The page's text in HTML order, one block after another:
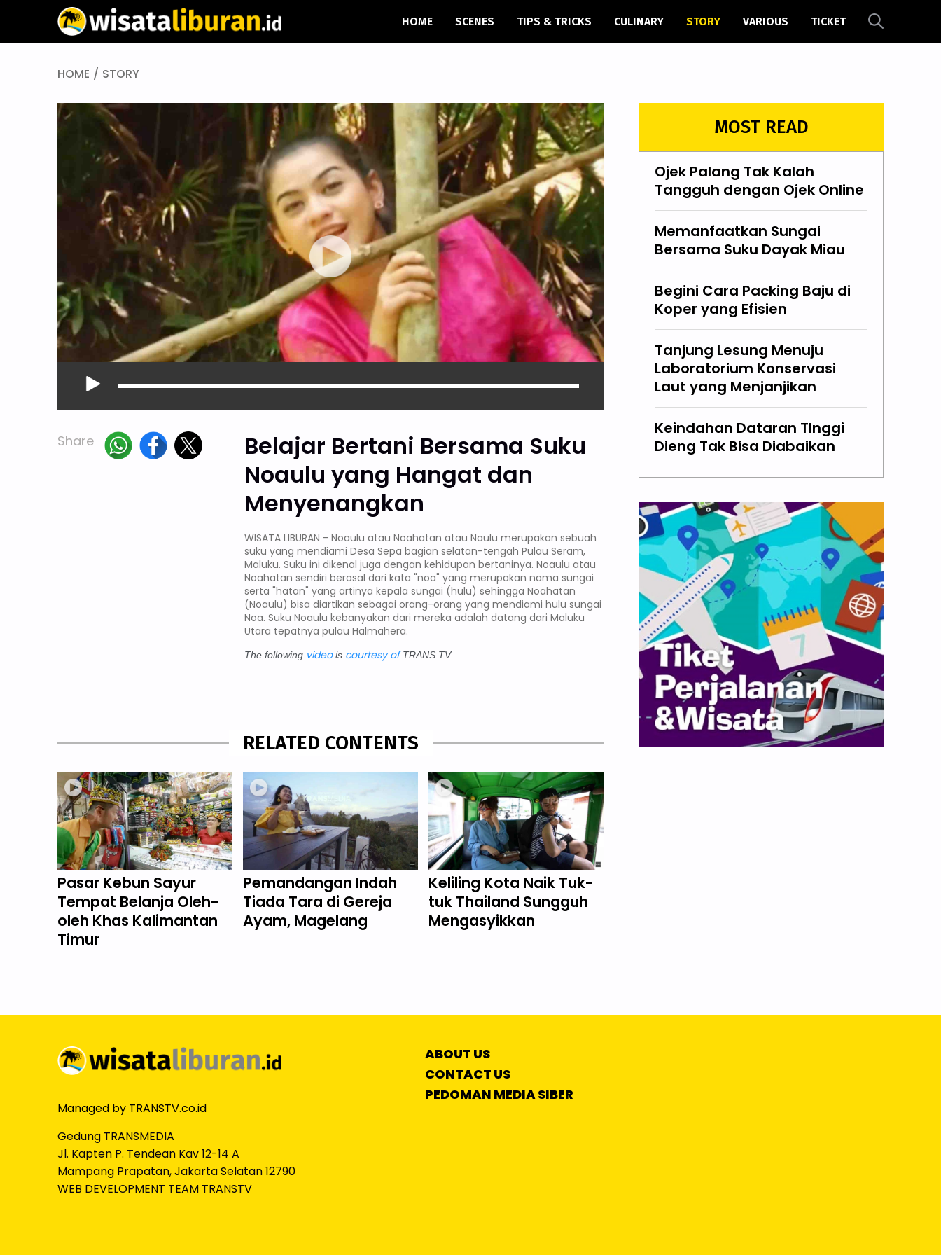
HOME SCENES TIPS & TRICKS CULINARY STORY VARIOUS TICKET
HOME STORY
Share
Belajar Bertani Bersama Suku
Noaulu yang Hangat dan
Menyenangkan
WISATA LIBURAN - Noaulu atau Noahatan atau Naulu merupakan sebuah
suku yang mendiami Desa Sepa bagian selatan-tengah Pulau Seram,
Maluku. Suku ini dikenal juga dengan kehidupan bertaninya. Noaulu atau
Noahatan sendiri berasal dari kata "noa" yang merupakan nama sungai
serta "hatan" yang artinya kepala sungai (hulu) sehingga Noahatan
(Noaulu) bisa diartikan sebagai orang-orang yang mendiami hulu sungai
Noa. Suku Noaulu kebanyakan dari mereka adalah datang dari Maluku
Utara tepatnya pulau Halmahera.
The following videois courtesy ofTRANS TV
RELATED CONTENTS
Pasar Kebun Sayur
Tempat Belanja Oleh-
oleh Khas Kalimantan
Timur
Pemandangan Indah
Tiada Tara di Gereja
Ayam, Magelang
Keliling Kota Naik Tuk-
tuk Thailand Sungguh
Mengasyikkan
MOST READ
Ojek Palang Tak Kalah
Tangguh dengan Ojek Online
Memanfaatkan Sungai
Bersama Suku Dayak Miau
Begini Cara Packing Baju di
Koper yang Efisien
Tanjung Lesung Menuju
Laboratorium Konservasi
Laut yang Menjanjikan
Keindahan Dataran TInggi
Dieng Tak Bisa Diabaikan
Managed by TRANSTV.co.id
Gedung TRANSMEDIA
Jl. Kapten P. Tendean Kav 12-14 A
Mampang Prapatan, Jakarta Selatan 12790
WEB DEVELOPMENT TEAM TRANSTV
ABOUT US
CONTACT US
PEDOMAN MEDIA SIBER